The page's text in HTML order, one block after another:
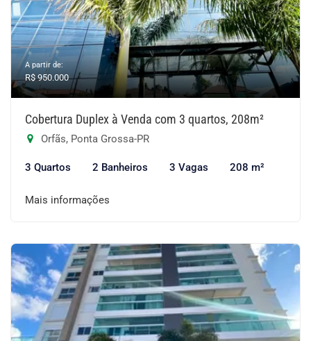
A partir de:
R$ 950.000
Cobertura Duplex à Venda com 3 quartos, 208m²
Orfãs, Ponta Grossa-PR
3 Quartos 2 Banheiros 3 Vagas 208 m²
Mais informações